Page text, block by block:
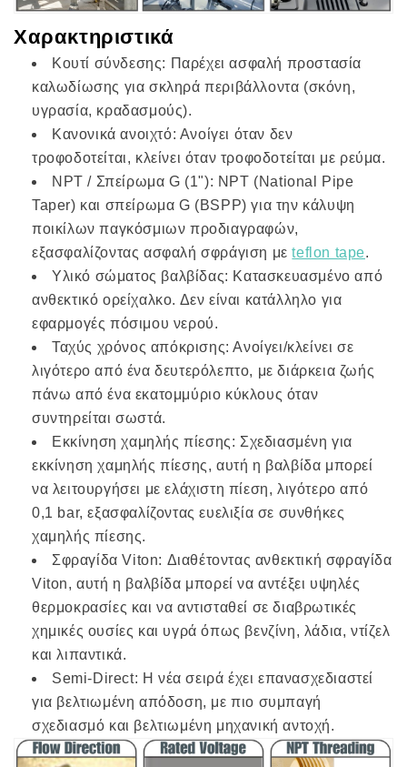
Χαρακτηριστικά
Κουτί σύνδεσης: Παρέχει ασφαλή προστασία
καλωδίωσης για σκληρά περιβάλλοντα (σκόνη,
υγρασία, κραδασμούς).
Κανονικά ανοιχτό: Ανοίγει όταν δεν
τροφοδοτείται, κλείνει όταν τροφοδοτείται με ρεύμα.
NPT / ​​Σπείρωμα G (1"): NPT (National Pipe
Taper) και σπείρωμα G (BSPP) για την κάλυψη
ποικίλων παγκόσμιων προδιαγραφών,
εξασφαλίζοντας ασφαλή σφράγιση μεteflon tape.
Υλικό σώματος βαλβίδας: Κατασκευασμένο από
ανθεκτικό ορείχαλκο. Δεν είναι κατάλληλο για
εφαρμογές πόσιμου νερού.
Ταχύς χρόνος απόκρισης: Ανοίγει/κλείνει σε
λιγότερο από ένα δευτερόλεπτο, με διάρκεια ζωής
πάνω από ένα εκατομμύριο κύκλους όταν
συντηρείται σωστά.
Εκκίνηση χαμηλής πίεσης: Σχεδιασμένη για
εκκίνηση χαμηλής πίεσης, αυτή η βαλβίδα μπορεί
να λειτουργήσει με ελάχιστη πίεση, λιγότερο από
0,1 bar, εξασφαλίζοντας ευελιξία σε συνθήκες
χαμηλής πίεσης.
Σφραγίδα Viton: Διαθέτοντας ανθεκτική σφραγίδα
Viton, αυτή η βαλβίδα μπορεί να αντέξει υψηλές
θερμοκρασίες και να αντισταθεί σε διαβρωτικές
χημικές ουσίες και υγρά όπως βενζίνη, λάδια, ντίζελ
και λιπαντικά.
Semi-Direct: Η νέα σειρά έχει επανασχεδιαστεί
για βελτιωμένη απόδοση, με πιο συμπαγή
σχεδιασμό και βελτιωμένη μηχανική αντοχή.